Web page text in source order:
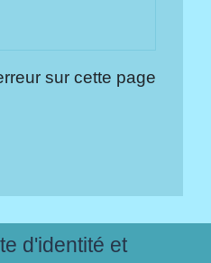
sur cette page
d'identité et